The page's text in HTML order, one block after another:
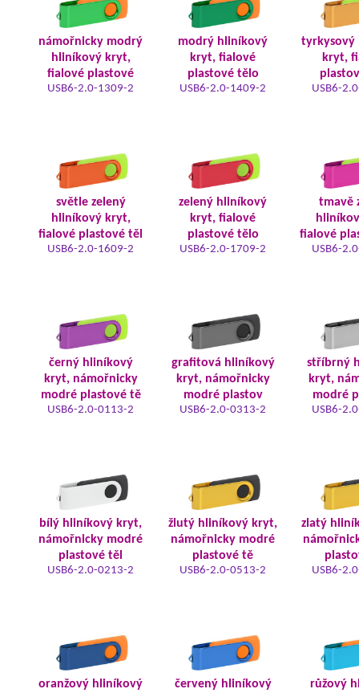
námořnicky modrý
hliníkový kryt,
fialové plastové
USB6-2.0-1309-2
modrý hliníkový
kryt, fialové
plastové tělo
USB6-2.0-1409-2
tyrkysový
kryt,
USB6-
světle zelený
hliníkový kryt,
fialové plastové těl
USB6-2.0-1609-2
zelený hliníkový
kryt, fialové
plastové tělo
USB6-2.0-1709-2
tmavě
fialové
USB6-
černý hliníkový
kryt, námořnicky
modré plastové tě
USB6-2.0-0113-2
grafitová hliníkový
kryt, námořnicky
modré plastov
USB6-2.0-0313-2
stříbrný
kryt,
modré
USB6-
bílý hliníkový kryt,
námořnicky modré
plastové těl
USB6-2.0-0213-2
žlutý hliníkový kryt,
námořnicky modré
plastové tě
USB6-2.0-0513-2
zlatý
USB6-
oranžový hliníkový
červený hliníkový
růžový